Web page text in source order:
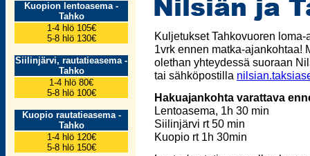
Kuopion lentoasema -
Tahko
1-4 hlö 105€
5-8 hlö 130€
Siilinjärvi, rautatieasema -
Tahko
1-4 hlö 80€
5-8 hlö 100€
Kuopio rautatieasema -
Tahko
1-4 hlö 120€
5-8 hlö 150€
Kuljetukset Tahkovuoren
1vrk ennen matka-ajankohtaa!
olethan yhteydessä suoraan
tai sähköpostilla
Hakuajankohta varattava
Lentoasema, 1h 30 min
Siilinjärvi rt 50 min
Kuopio rt 1h 30min